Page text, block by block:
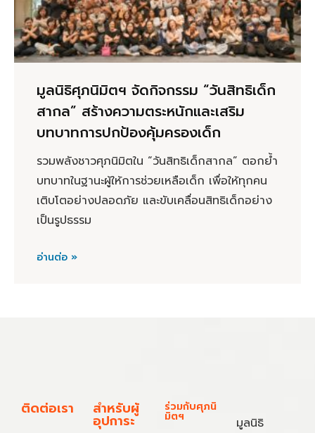
มูลนิธิศุภนิมิตฯ จัดกิจกรรม “วันสิทธิเด็ก
สากล” สร้างความตระหนักและเสริม
บทบาทการปกป้องคุ้มครองเด็ก
รวมพลังชาวศุภนิมิตใน “วันสิทธิเด็กสากล” ตอกย้ำ
บทบาทในฐานะผู้ให้การช่วยเหลือเด็ก เพื่อให้ทุกคน
เติบโตอย่างปลอดภัย และขับเคลื่อนสิทธิเด็กอย่าง
เป็นรูปธรรม
อ่านต่อ »
ติดต่อเรา สำหรับผู้
อุปการะ
ร่วมกับศุภนิ
มิตฯ
มูลนิธิ